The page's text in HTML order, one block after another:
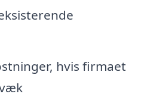
hvis firmaet